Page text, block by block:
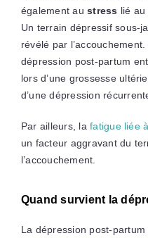
également au stress lié au
Un terrain dépressif sous-
révélé par
dépression post-partum
lors d’une grossesse
d’une dépression
Par ailleurs, lafatigue liée
un facteur aggravant du
l’accouchement.
Quand survient la
La dépression post-